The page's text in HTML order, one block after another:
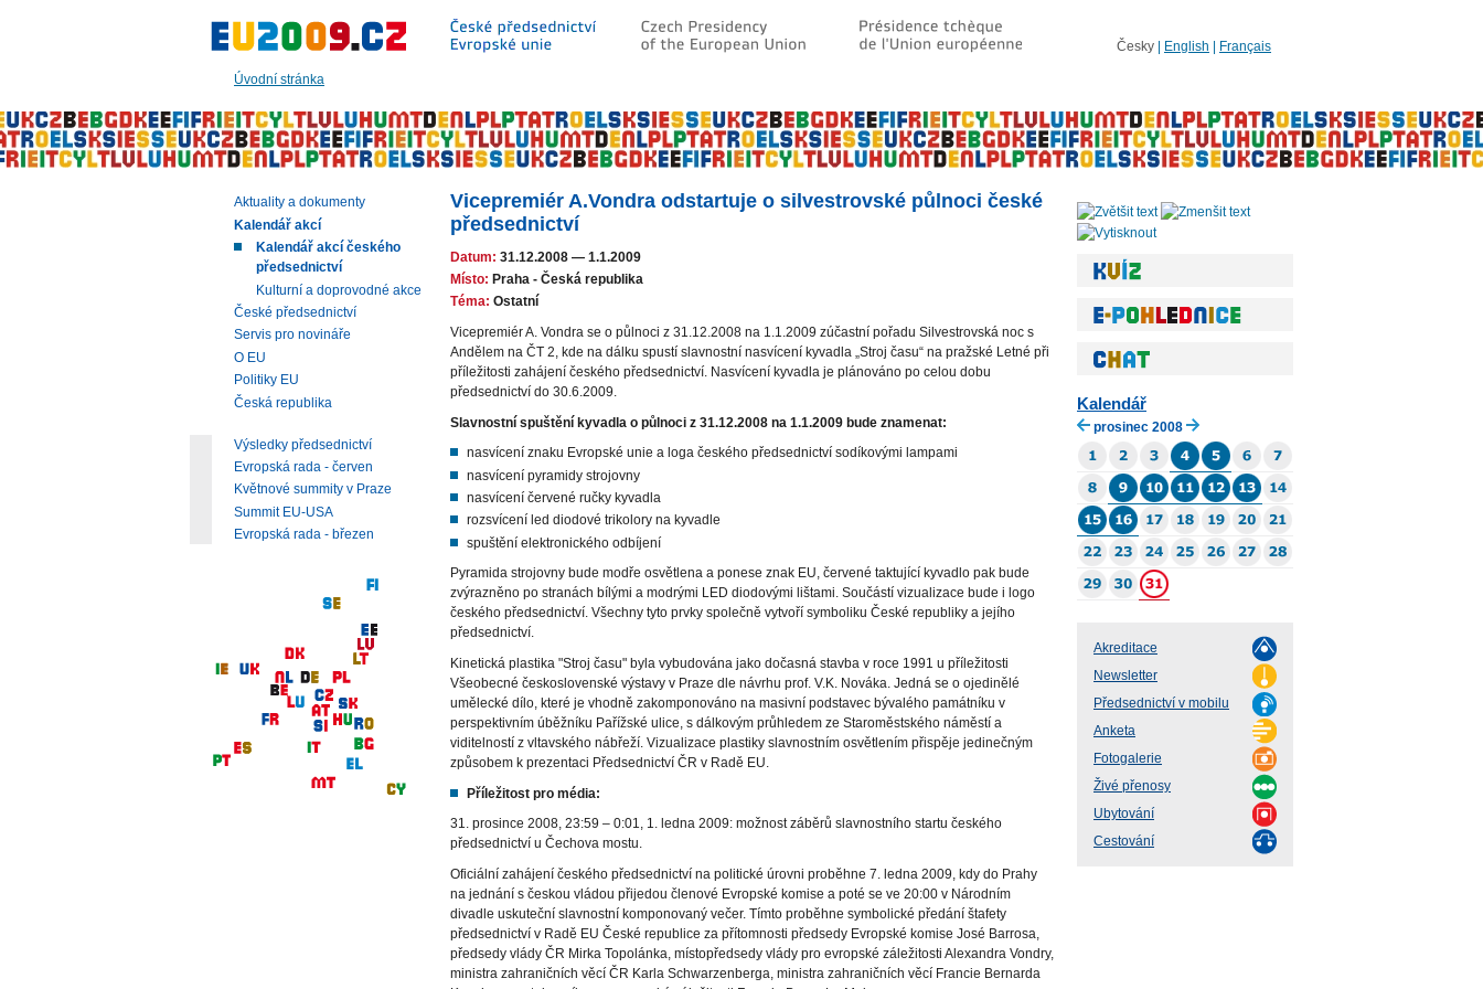
Česky English Français
Úvodní stránka
hlavní
|
navigaci
|
vyhledávání
Vicepremiér A.Vondra odstartuje o silvestrovské půlnoci české
předsednictví
Datum: 31.12.2008 — 1.1.2009
Místo: Praha - Česká republika
Téma: Ostatní
Vicepremiér A. Vondra se o půlnoci z 31.12.2008 na 1.1.2009 zúčastní pořadu Silvestrovská noc s
Andělem na ČT 2, kde na dálku spustí slavnostní nasvícení kyvadla „Stroj času“ na pražské Letné při
příležitosti zahájení českého předsednictví. Nasvícení kyvadla je plánováno po celou dobu
předsednictví do 30.6.2009.
Slavnostní spuštění kyvadla o půlnoci z 31.12.2008 na 1.1.2009 bude znamenat:
nasvícení znaku Evropské unie a loga českého předsednictví sodíkovými lampami
nasvícení pyramidy strojovny
nasvícení červené ručky kyvadla
rozsvícení led diodové trikolory na kyvadle
spuštění elektronického odbíjení
Pyramida strojovny bude modře osvětlena a ponese znak EU, červené taktující kyvadlo pak bude
zvýrazněno po stranách bílými a modrými LED diodovými lištami. Součástí vizualizace bude i logo
českého předsednictví. Všechny tyto prvky společně vytvoří symboliku České republiky a jejího
předsednictví.
Kinetická plastika "Stroj času" byla vybudována jako dočasná stavba v roce 1991 u příležitosti
Všeobecné československé výstavy v Praze dle návrhu prof. V.K. Nováka. Jedná se o ojedinělé
umělecké dílo, které je vhodně zakomponováno na masivní podstavec bývalého památníku v
perspektivním úběžníku Pařížské ulice, s dálkovým průhledem ze Staroměstského náměstí a
viditelností z vltavského nábřeží. Vizualizace plastiky slavnostním osvětlením přispěje jedinečným
způsobem k prezentaci Předsednictví ČR v Radě EU.
Příležitost pro média:
31. prosince 2008, 23:59 – 0:01, 1. ledna 2009: možnost záběrů slavnostního startu českého
předsednictví u Čechova mostu.
Oficiální zahájení českého předsednictví na politické úrovni proběhne 7. ledna 2009, kdy do Prahy
na jednání s českou vládou přijedou členové Evropské komise a poté se ve 20:00 v Národním
divadle uskuteční slavnostní komponovaný večer. Tímto proběhne symbolické předání štafety
předsednictví v Radě EU České republice za přítomnosti předsedy Evropské komise José Barrosa,
předsedy vlády ČR Mirka Topolánka, místopředsedy vlády pro evropské záležitosti Alexandra Vondry,
ministra zahraničních věcí ČR Karla Schwarzenberga, ministra zahraničních věcí Francie Bernarda
Kalendář
prosinec 2008
Akreditace
Newsletter
Předsednictví v mobilu
Anketa
Fotogalerie
Živé přenosy
Ubytování
Cestování
Aktuality a dokumenty
Kalendář akcí
Kalendář akcí českého
předsednictví
Kulturní a doprovodné akce
České předsednictví
Servis pro novináře
O EU
Politiky EU
Česká republika
Výsledky předsednictví
Evropská rada - červen
Květnové summity v Praze
Summit EU-USA
Evropská rada - březen